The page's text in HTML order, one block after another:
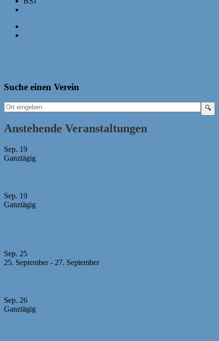
Suche einen Verein
Anstehende Veranstaltungen
Sep. 19
Ganztägig
Sep. 19
Ganztägig
Sep. 25
25. September- 27. September
Sep. 26
Ganztägig